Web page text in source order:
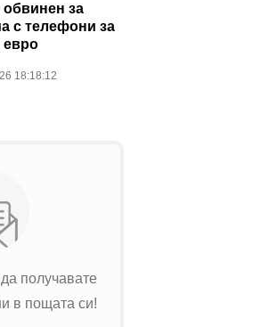
за
с телефони за
евро
18:18:12
получавате
в пощата си!